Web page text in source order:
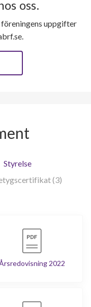
oss.
uppgifter
Styrelse
(3)
2022